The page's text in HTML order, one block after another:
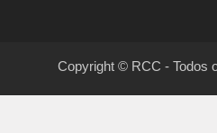
Copyright © RCC - Todos